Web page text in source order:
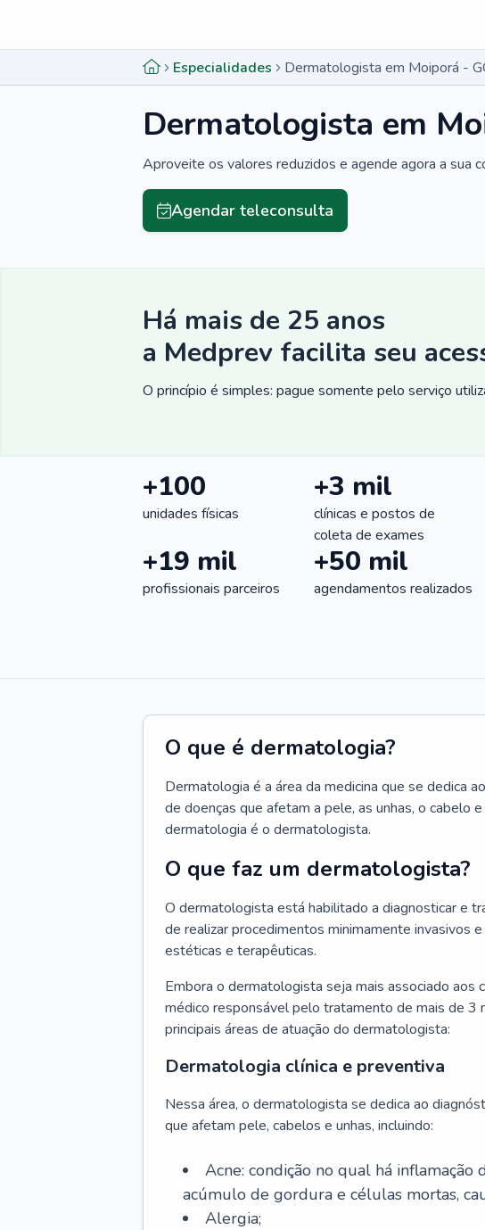
Especialidades Dermatologista em Moiporá -
Dermatologista em
Aproveite os valores reduzidos e agende agora a sua
Agendar teleconsulta
Há mais de 25 anos
a Medprev facilita seu
O princípio é simples: pague somente pelo serviço
+100
unidades físicas
+3 mil
clínicas e postos de
coleta de exames
+19 mil
profissionais parceiros
+50 mil
agendamentos realizados
O que é dermatologia?
Dermatologia é a área da medicina que se dedica
de doenças que afetam a pele, as unhas, o cabelo
dermatologia é o dermatologista.
O que faz um dermatologista?
O dermatologista está habilitado a diagnosticar e
de realizar procedimentos minimamente invasivos
estéticas e terapêuticas.
Embora o dermatologista seja mais associado aos
médico responsável pelo tratamento de mais de 3
principais áreas de atuação do dermatologista:
Dermatologia clínica e preventiva
Nessa área, o dermatologista se dedica ao
que afetam pele, cabelos e unhas, incluindo:
Acne: condição no qual há
acúmulo de gordura e células mortas,
Alergia;